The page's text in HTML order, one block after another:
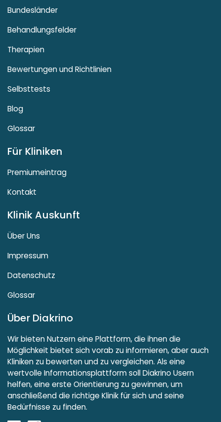
Bundesländer
Behandlungsfelder
Therapien
Bewertungen und Richtlinien
Selbsttests
Blog
Glossar
Für Kliniken
Premiumeintrag
Kontakt
Klinik Auskunft
Über Uns
Impressum
Datenschutz
Glossar
Über Diakrino
Wir bieten Nutzern eine Plattform, die ihnen die
Möglichkeit bietet sich vorab zu informieren, aber auch
Kliniken zu bewerten und zu vergleichen. Als eine
wertvolle Informationsplattform soll Diakrino Usern
helfen, eine erste Orientierung zu gewinnen, um
anschließend die richtige Klinik für sich und seine
Bedürfnisse zu finden.